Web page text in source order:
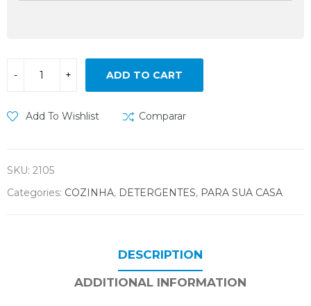
ADD TO CART
Add To Wishlist Comparar
SKU: 2105
Categories: COZINHA, DETERGENTES, PARA SUA CASA
DESCRIPTION
ADDITIONAL INFORMATION